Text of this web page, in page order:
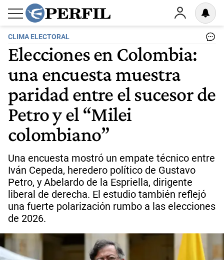
CLIMA ELECTORAL
Elecciones en Colombia:
una encuesta muestra
paridad entre el sucesor de
Petro y el “Milei
colombiano”
Una encuesta mostró un empate técnico entre
Iván Cepeda, heredero político de Gustavo
Petro, y Abelardo de la Espriella, dirigente
liberal de derecha. El estudio también reflejó
una fuerte polarización rumbo a las elecciones
de 2026.